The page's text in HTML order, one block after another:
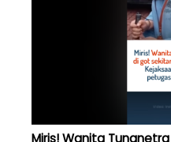
Miris! Wanita